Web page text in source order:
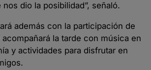
dio la posibilidad”, señaló.
además con la participación de
acompañará la tarde con música en
y actividades para disfrutar en